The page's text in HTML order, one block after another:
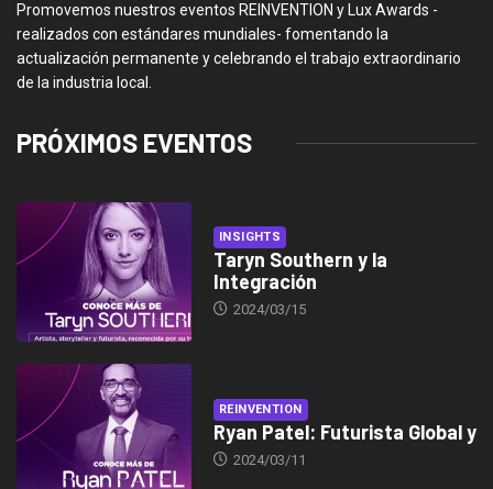
Promovemos nuestros eventos REINVENTION y Lux Awards -
realizados con estándares mundiales- fomentando la
actualización permanente y celebrando el trabajo extraordinario
de la industria local.
PRÓXIMOS EVENTOS
INSIGHTS
Taryn Southern y la
Integración
2024/03/15
REINVENTION
Ryan Patel: Futurista Global y
2024/03/11